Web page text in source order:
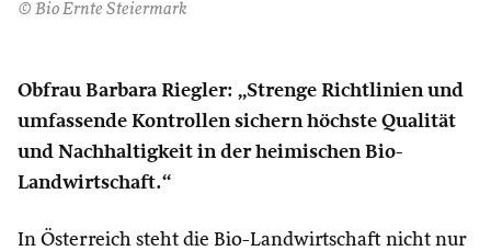
© Bio Ernte Steiermark
Obfrau Barbara Riegler: „Strenge Richtlinien und
umfassende Kontrollen sichern höchste Qualität
und Nachhaltigkeit in der heimischen Bio-
Landwirtschaft.“
In Österreich steht die Bio-Landwirtschaft nicht nur